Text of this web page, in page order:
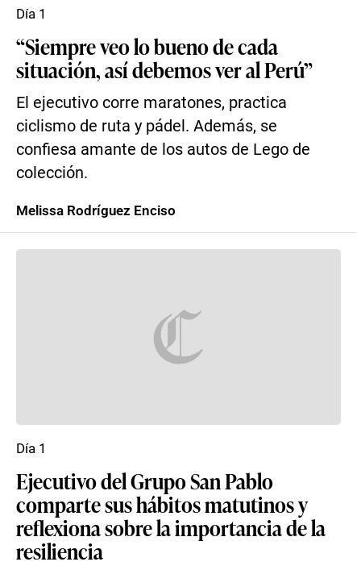
“Siempre veo lo bueno de cada
situación, así debemos ver al Perú”
El ejecutivo corre maratones, practica
ciclismo de ruta y pádel. Además, se
confiesa amante de los autos de Lego de
colección.
Día 1
Melissa Rodríguez Enciso
Ejecutivo del Grupo San Pablo
comparte sus hábitos matutinos y
reflexiona sobre la importancia de la
resiliencia
Día 1